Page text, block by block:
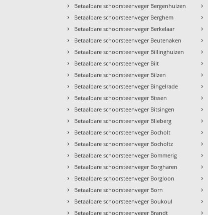
› Betaalbare schoorsteenveger Bergenhuizen
› Betaalbare schoorsteenveger Berghem
› Betaalbare schoorsteenveger Berkelaar
› Betaalbare schoorsteenveger Beutenaken
› Betaalbare schoorsteenveger Billinghuizen
› Betaalbare schoorsteenveger Bilt
› Betaalbare schoorsteenveger Bilzen
› Betaalbare schoorsteenveger Bingelrade
› Betaalbare schoorsteenveger Bissen
› Betaalbare schoorsteenveger Bitsingen
› Betaalbare schoorsteenveger Blieberg
› Betaalbare schoorsteenveger Bocholt
› Betaalbare schoorsteenveger Bocholtz
› Betaalbare schoorsteenveger Bommerig
› Betaalbare schoorsteenveger Borgharen
› Betaalbare schoorsteenveger Borgloon
› Betaalbare schoorsteenveger Born
› Betaalbare schoorsteenveger Boukoul
› Betaalbare schoorsteenveger Brandt
›
›
›
›
›
›
›
›
›
›
›
›
›
›
›
›
›
›
›